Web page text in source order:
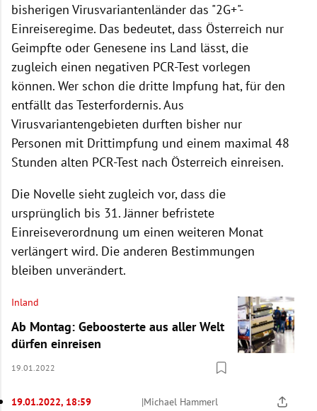
bisherigen Virusvariantenländer das "2G+"-
Einreiseregime. Das bedeutet, dass Österreich nur
Geimpfte oder Genesene ins Land lässt, die
zugleich einen negativen PCR-Test vorlegen
können. Wer schon die dritte Impfung hat, für den
entfällt das Testerfordernis. Aus
Virusvariantengebieten durften bisher nur
Personen mit Drittimpfung und einem maximal 48
Stunden alten PCR-Test nach Österreich einreisen.
Die Novelle sieht zugleich vor, dass die
ursprünglich bis 31. Jänner befristete
Einreiseverordnung um einen weiteren Monat
verlängert wird. Die anderen Bestimmungen
bleiben unverändert.
Inland
Ab Montag: Geboosterte aus aller Welt
dürfen einreisen
19.01.2022
19.01.2022, 18:59 |Michael Hammerl